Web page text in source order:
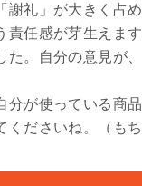
謝礼」が大きく占
責任感が芽生えま
た。自分の意見が
分が使っている商
くださいね。（も